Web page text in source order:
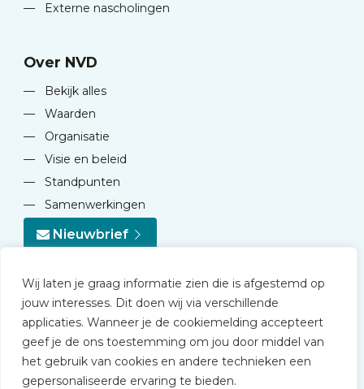
Wij laten je graag informatie zien die is afgestemd op
jouw interesses. Dit doen wij via verschillende
applicaties. Wanneer je de cookiemelding accepteert
geef je de ons toestemming om jou door middel van
het gebruik van cookies en andere technieken een
gepersonaliseerde ervaring te bieden.
—
Externe nascholingen
Over NVD
—
Bekijk alles
—
Waarden
—
Organisatie
—
Visie en beleid
—
Standpunten
—
Samenwerkingen
Nieuwbrief
© 2026 NVD
Privacy statement
Disclaimer